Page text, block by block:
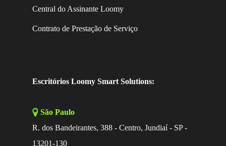
Central do Assinante Loomy
Contrato de Prestação de Serviço
Escritórios Loomy Smart Solutions:
São Paulo
R. dos Bandeirantes, 388 - Centro, Jundiaí - SP -
13201-130